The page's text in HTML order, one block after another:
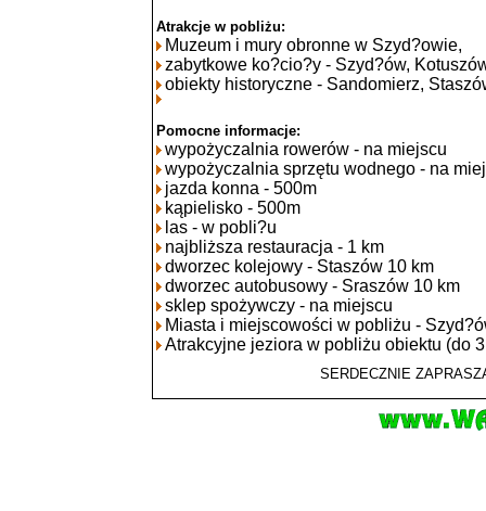
Atrakcje w pobliżu:
Muzeum i mury obronne w Szyd?owie,
zabytkowe ko?cio?y - Szyd?ów,
obiekty historyczne - Sandomierz,
Pomocne informacje:
wypożyczalnia rowerów - na miejscu
wypożyczalnia sprzętu wodnego - na
jazda konna - 500m
kąpielisko - 500m
las - w pobli?u
najbliższa restauracja - 1 km
dworzec kolejowy - Staszów 10 km
dworzec autobusowy - Sraszów 10 km
sklep spożywczy - na miejscu
Miasta i miejscowości w pobliżu -
Atrakcyjne jeziora w pobliżu obiektu (do
SERDECZNIE